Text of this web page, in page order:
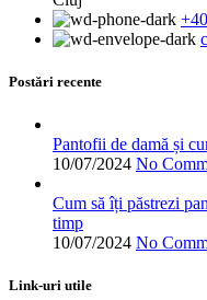
pot
Postări recente
Pantofii de damă și
10/07/2024 No
Cum să îți păstrezi
timp
10/07/2024 No
Link-uri utile